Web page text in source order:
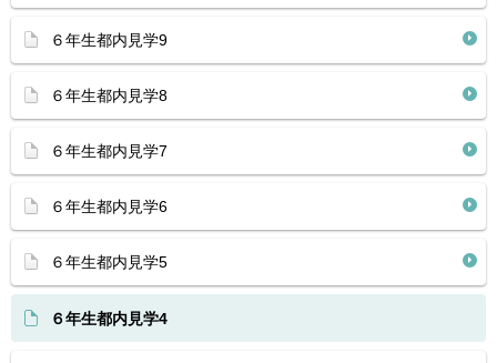
６年生都内見学9
６年生都内見学8
６年生都内見学7
６年生都内見学6
６年生都内見学5
６年生都内見学4